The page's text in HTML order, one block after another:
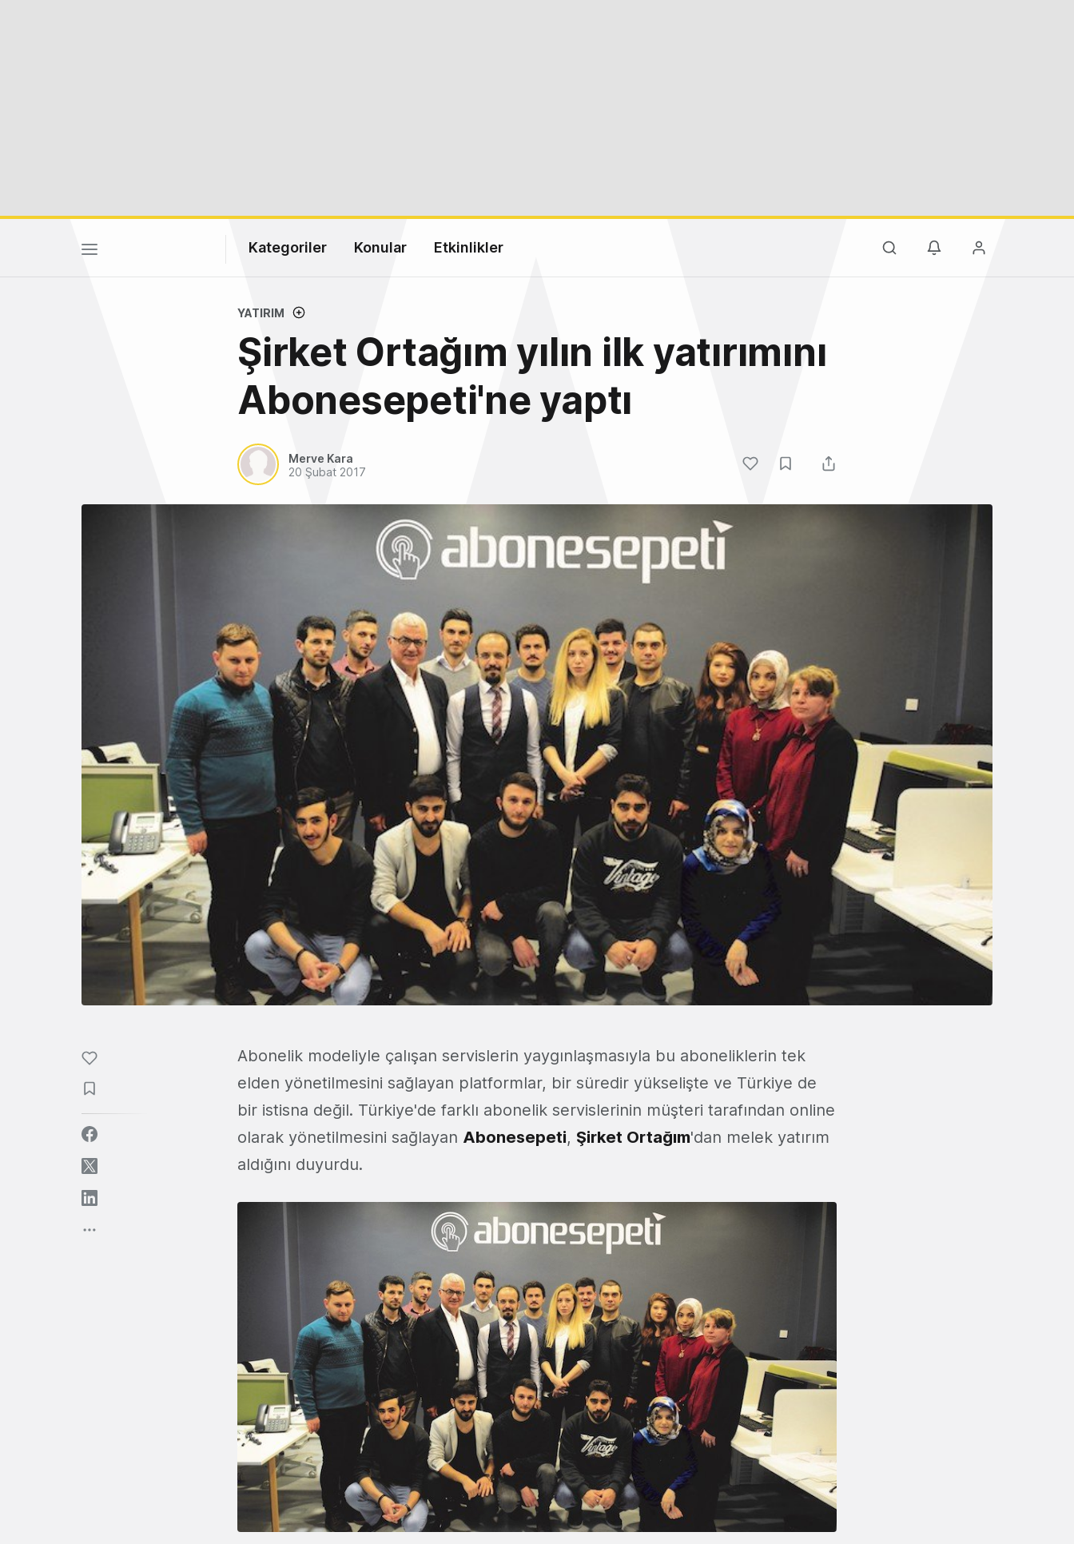
Kategoriler Konular Etkinlikler
YATIRIM
Şirket Ortağım yılın ilk yatırımını
Abonesepeti'ne yaptı
Merve Kara
20 Şubat 2017
Abonelik modeliyle çalışan servislerin yaygınlaşmasıyla bu aboneliklerin tek
elden yönetilmesini sağlayan platformlar, bir süredir yükselişte ve Türkiye de
bir istisna değil. Türkiye'de farklı abonelik servislerinin müşteri tarafından online
olarak yönetilmesini sağlayan Abonesepeti, Şirket Ortağım'dan melek yatırım
aldığını duyurdu.